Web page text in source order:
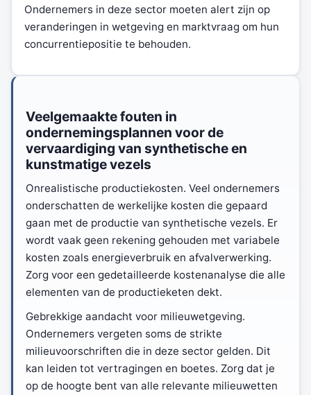
Ondernemers in deze sector moeten alert zijn op
veranderingen in wetgeving en marktvraag om hun
concurrentiepositie te behouden.
Veelgemaakte fouten in
ondernemingsplannen voor de
vervaardiging van synthetische en
kunstmatige vezels
Onrealistische productiekosten. Veel ondernemers
onderschatten de werkelijke kosten die gepaard
gaan met de productie van synthetische vezels. Er
wordt vaak geen rekening gehouden met variabele
kosten zoals energieverbruik en afvalverwerking.
Zorg voor een gedetailleerde kostenanalyse die alle
elementen van de productieketen dekt.
Gebrekkige aandacht voor milieuwetgeving.
Ondernemers vergeten soms de strikte
milieuvoorschriften die in deze sector gelden. Dit
kan leiden tot vertragingen en boetes. Zorg dat je
op de hoogte bent van alle relevante milieuwetten